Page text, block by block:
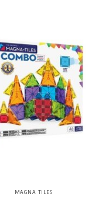
MAGNA TILES